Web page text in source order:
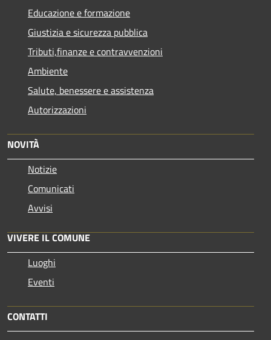
Educazione e formazione
Giustizia e sicurezza pubblica
Tributi,finanze e contravvenzioni
Ambiente
Salute, benessere e assistenza
Autorizzazioni
NOVITÀ
Notizie
Comunicati
Avvisi
VIVERE IL COMUNE
Luoghi
Eventi
CONTATTI